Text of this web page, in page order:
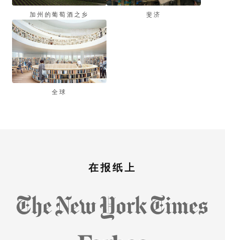
加州的葡萄酒之乡 斐济
全球
在报纸上